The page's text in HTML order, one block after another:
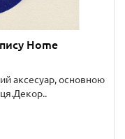
Home
аксесуар, основною